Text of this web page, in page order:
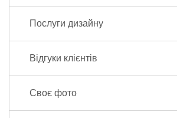
Послуги дизайну
Відгуки клієнтів
Своє фото